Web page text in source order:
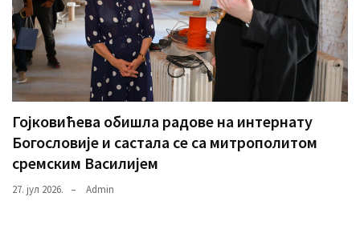
Гојковићева обишла радове на интернату
Богословије и састала се са митрополитом
сремским Василијем
27. јул 2026. Admin